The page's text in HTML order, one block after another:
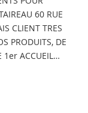
60 RUE
CLIENT TRES
PRODUITS, DE
1er ACCUEIL…